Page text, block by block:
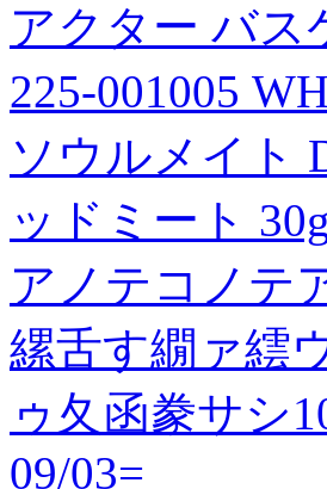
アクター バス
225-001005
ソウルメイト
ッドミート
アノテコノテ
縲舌す繝ァ繧
ゥ夂函豢サシ
09/03=